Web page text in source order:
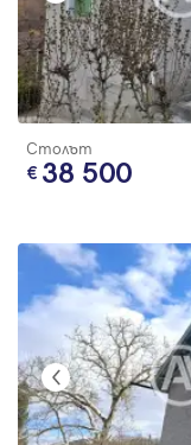
Столът
38 500